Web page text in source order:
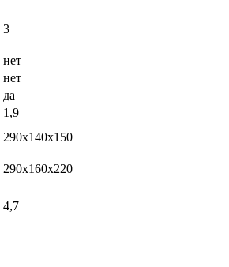
3
нет
нет
да
1,9
290x140x150
290х160х220
4,7